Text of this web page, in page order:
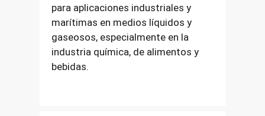
para aplicaciones industriales y
marítimas en medios líquidos y
gaseosos, especialmente en la
industria química, de alimentos y
bebidas.